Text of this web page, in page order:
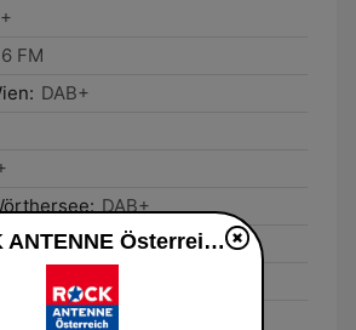
FM
DAB+
DAB+
ROCK ANTENNE Österreich live